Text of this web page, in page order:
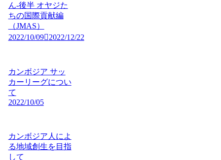
ん-後半 オヤジた
ちの国際貢献編
（JMAS）
2022/10/09
2022/12/22
カンボジア サッ
カーリーグについ
て
2022/10/05
カンボジア人によ
る地域創生を目指
して